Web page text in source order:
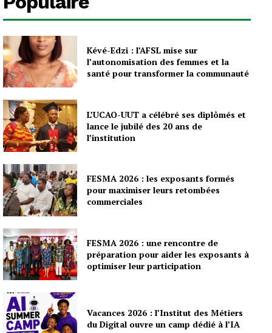
Kévé-Edzi : l’AFSL mise sur
l’autonomisation des femmes et la
santé pour transformer la communauté
L’UCAO-UUT a célébré ses diplômés et
lance le jubilé des 20 ans de
l’institution
FESMA 2026 : les exposants formés
pour maximiser leurs retombées
commerciales
FESMA 2026 : une rencontre de
préparation pour aider les exposants à
optimiser leur participation
Vacances 2026 : l’Institut des Métiers
du Digital ouvre un camp dédié à l’IA